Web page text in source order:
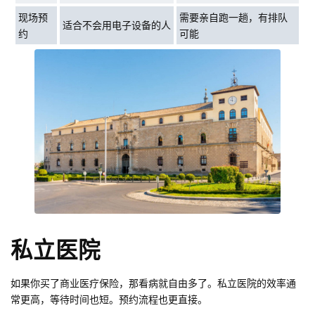
现场预
约
适合不会用电子设备的人
需要亲自跑一趟，有排队
可能
私立医院
如果你买了商业医疗保险，那看病就自由多了。私立医院的效率通
常更高，等待时间也短。预约流程也更直接。